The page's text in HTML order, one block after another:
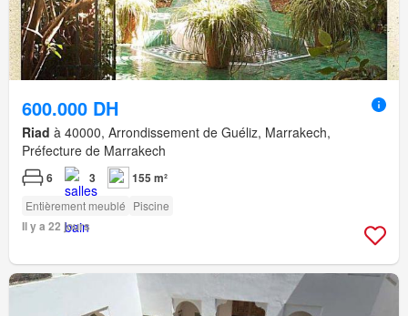
600.000 DH
Riad à 40000, Arrondissement de Guéliz, Marrakech,
Préfecture de Marrakech
6 3 155 m²
Entièrement meublé Piscine
Il y a 22 jours